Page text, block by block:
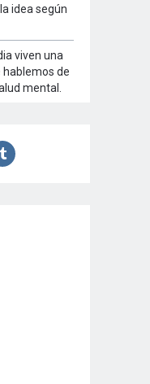
idea según
viven una
hablemos de
mental.